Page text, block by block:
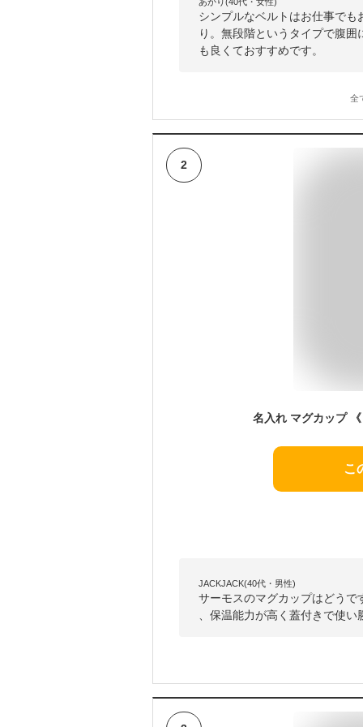
シンプルなベルトはお仕事で
り。無段階というタイプで腹
も良くておすすめです。
全
2
こ
JACKJACK(40代・男性)
サーモスのマグカップはどう
、保温能力が高く蓋付きで使